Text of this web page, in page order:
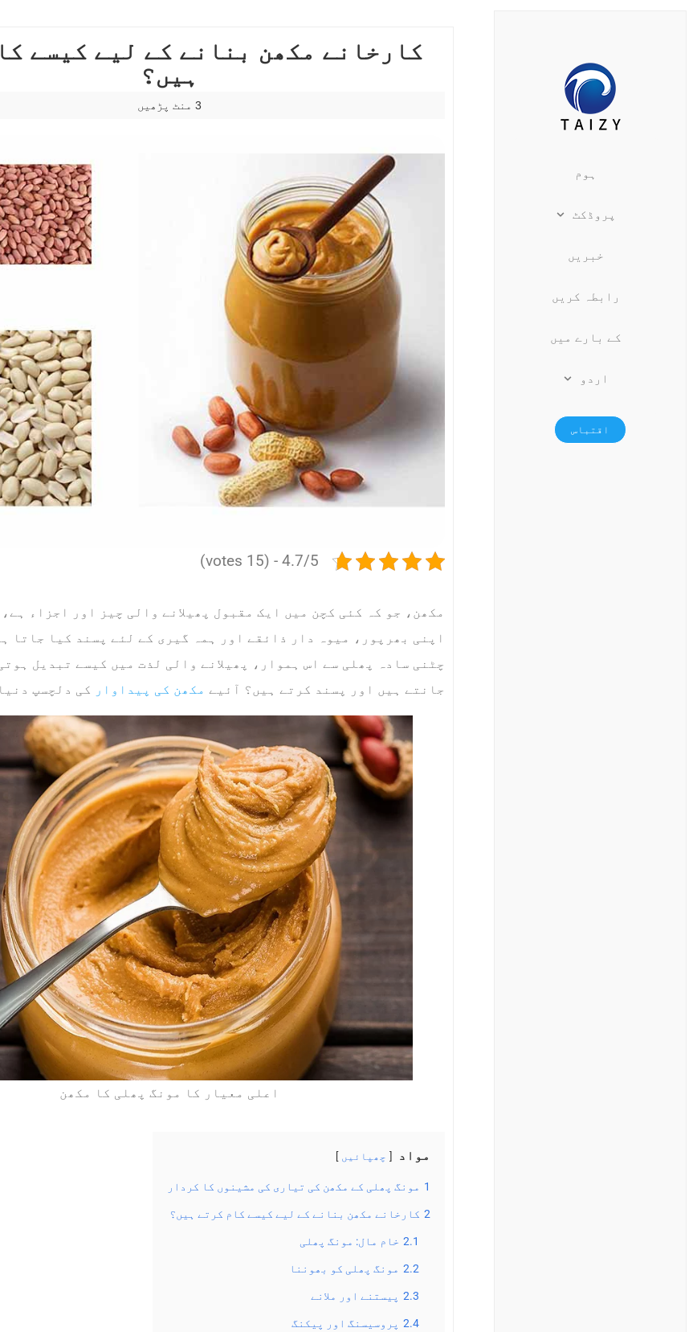
ہوم
پروڈکٹ
خبریں
رابطہ کریں
کے بارے میں
اردو
اقتباس
کارخانے مکھن بنانے کے لیے کیسے
ہیں؟
3 منٹ پڑھیں
4.7/5 - (15 votes)
مکھن، جو کہ کئی کچن میں ایک مقبول پھیلانے والی چیز اور اجزاء
اپنی بھرپور، میوہ دار ذائقے اور ہمہ گیری کے لئے پسند کیا جاتا
چٹنی سادہ پھلی سے اس ہموار، پھیلانے والی لذت میں کیسے تبدیل
جانتے ہیں اور پسند کرتے ہیں؟ آئیے مکھن کی پیداوار کی دلچسپ
اعلی معیار کا مونگ پھلی کا مکھن
مواد چھپائیں
1 مونگ پھلی کے مکھن کی تیاری کی مشینوں کا کردار
2 کارخانے مکھن بنانے کے لیے کیسے کام کرتے ہیں؟
2.1 خام مال: مونگ پھلی
2.2 مونگ پھلی کو بھوننا
2.3 پیستنے اور ملانے
2.4 پروسیسنگ اور پیکنگ